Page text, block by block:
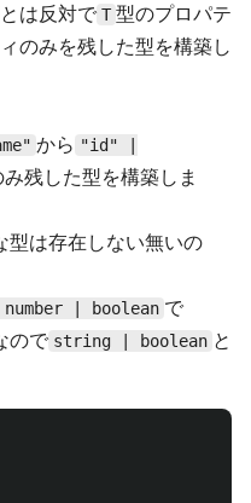
とは反対で T 型のプロパテ
のみを残した型を構築し
から "id" |
み残した型を構築しま
型は存在しない無いの
| boolean で
ので string | boolean と